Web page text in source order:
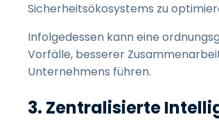
Sicherheitsökosystems zu
Infolgedessen kann eine
Vorfälle, besserer
Unternehmens führen.
3. Zentralisierte